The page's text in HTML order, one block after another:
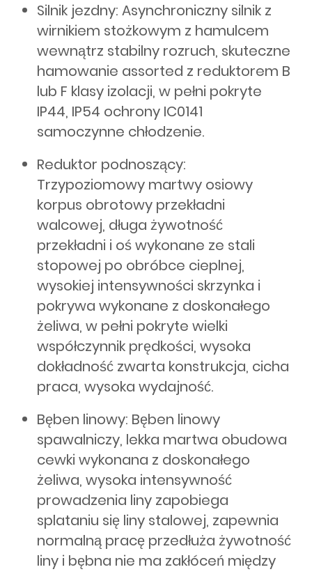
Silnik jezdny: Asynchroniczny silnik z
wirnikiem stożkowym z hamulcem
wewnątrz stabilny rozruch, skuteczne
hamowanie assorted z reduktorem B
lub F klasy izolacji, w pełni pokryte
IP44, IP54 ochrony IC0141
samoczynne chłodzenie.
Reduktor podnoszący:
Trzypoziomowy martwy osiowy
korpus obrotowy przekładni
walcowej, długa żywotność
przekładni i oś wykonane ze stali
stopowej po obróbce cieplnej,
wysokiej intensywności skrzynka i
pokrywa wykonane z doskonałego
żeliwa, w pełni pokryte wielki
współczynnik prędkości, wysoka
dokładność zwarta konstrukcja, cicha
praca, wysoka wydajność.
Bęben linowy: Bęben linowy
spawalniczy, lekka martwa obudowa
cewki wykonana z doskonałego
żeliwa, wysoka intensywność
prowadzenia liny zapobiega
splataniu się liny stalowej, zapewnia
normalną pracę przedłuża żywotność
liny i bębna nie ma zakłóceń między